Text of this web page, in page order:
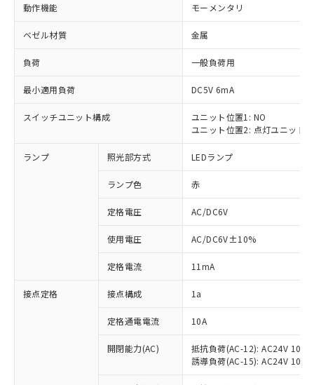
動作機能 モーメンタリ
ベゼル材質 金属
負荷 一般負荷用
最小適用負荷 DC5V 6mA
スイッチユニット構成
ユニット位置1: NO
ユニット位置2: 点灯ユニット
ランプ 照光部方式 LEDランプ
ランプ色 赤
定格電圧 AC/DC6V
使用電圧 AC/DC6V±10%
定格電流 11mA
接点定格 接点構成 1a
定格通電電流 10A
開閉能力(AC)
抵抗負荷(AC-12): AC24V 10A/
誘導負荷(AC-15): AC24V
以下の条件をお読みいただき、同意のうえ
本サービスは、当社制御機器事業取扱
商品の当社在庫状況および標準価格
(税抜)を提供させていただくもので
当社制御機器事業取扱商品の中には、
本サービスの対象外となる商品もある
非含有に対応した製品が提供可能な商品で
対応予定：EU RoHS指令（10物質）の非含
有に対応した製品に切り替える予定のある
対応予定なし：EU RoHS指令（10物質）の
非含有に非対応の商品で、対応品を出す予
調査・確認中：EU RoHS指令（10物質）の
非含有の対応状況を調査中または確認中の
非該当品：ライセンス料など無形物で、有
害物質有無と関係のない商品です。
仕入先様の事情により、非含有部品として
「○」：最大均質材料含有率が中国RoHSの
基準値以下であることを示します。
「×」：最大均質材料含有率が中国RoHSの